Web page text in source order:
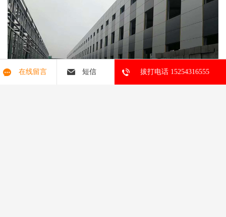
在线留言 短信 拔打电话 15254316555